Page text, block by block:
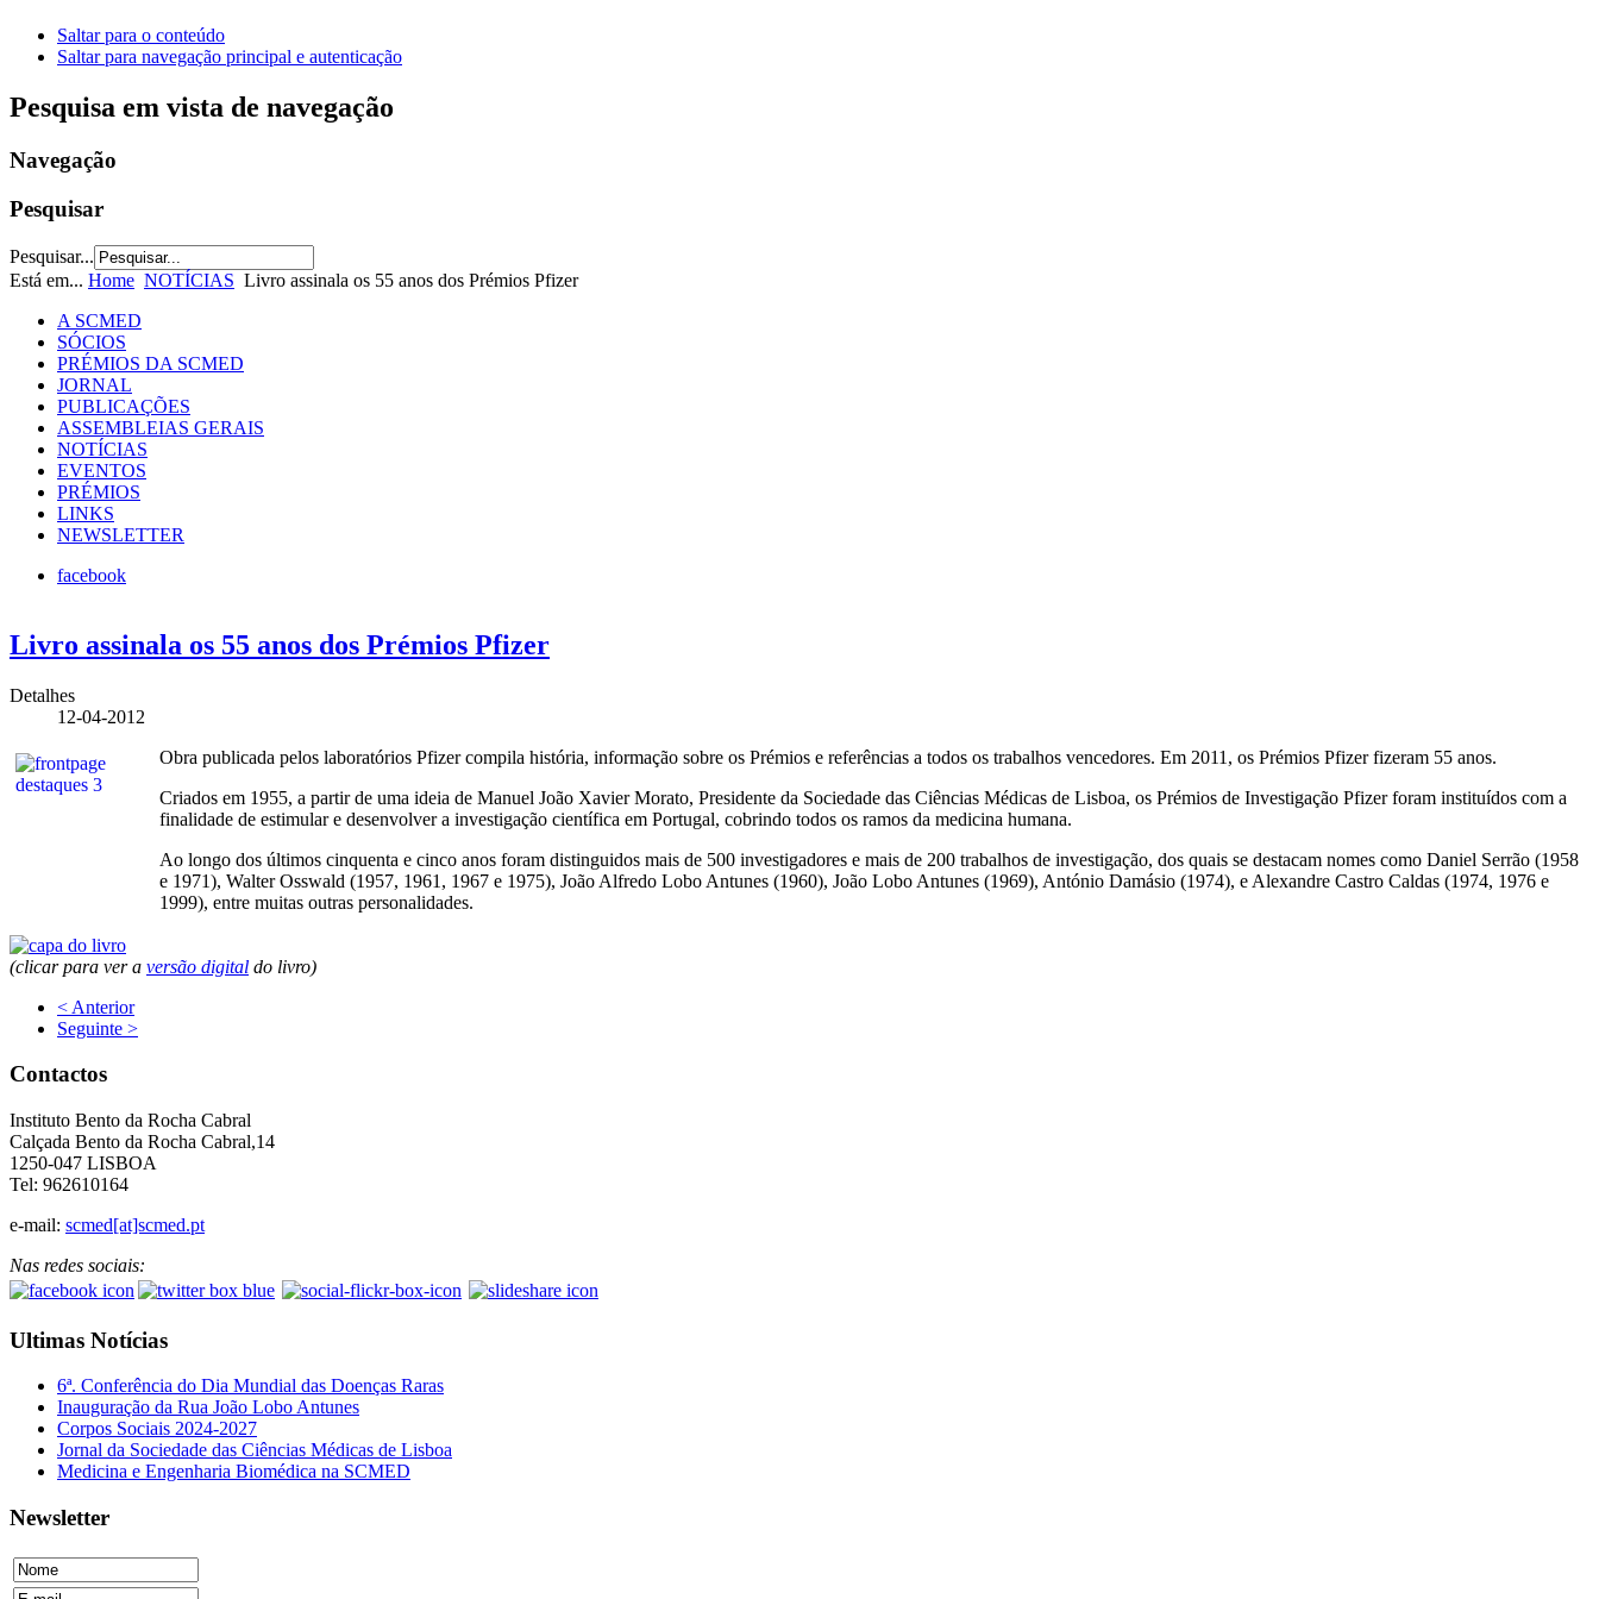
Saltar para o conteúdo
Saltar para navegação principal e autenticação
Pesquisa em vista de navegação
Navegação
Pesquisar
Pesquisar...
Está em... Home NOTÍCIAS Livro assinala os 55 anos dos Prémios Pfizer
A SCMED
SÓCIOS
PRÉMIOS DA SCMED
JORNAL
PUBLICAÇÕES
ASSEMBLEIAS GERAIS
NOTÍCIAS
EVENTOS
PRÉMIOS
LINKS
NEWSLETTER
facebook
Livro assinala os 55 anos dos Prémios Pfizer
Detalhes
12-04-2012
Obra publicada pelos laboratórios Pfizer compila história, informação sobre os Prémios e referências a todos os trabalhos vencedores. Em 2011, os Prémios Pfizer fizeram 55 anos.
Criados em 1955, a partir de uma ideia de Manuel João Xavier Morato, Presidente da Sociedade das Ciências Médicas de Lisboa, os Prémios de Investigação Pfizer foram instituídos com a
finalidade de estimular e desenvolver a investigação científica em Portugal, cobrindo todos os ramos da medicina humana.
Ao longo dos últimos cinquenta e cinco anos foram distinguidos mais de 500 investigadores e mais de 200 trabalhos de investigação, dos quais se destacam nomes como Daniel Serrão (1958
e 1971), Walter Osswald (1957, 1961, 1967 e 1975), João Alfredo Lobo Antunes (1960), João Lobo Antunes (1969), António Damásio (1974), e Alexandre Castro Caldas (1974, 1976 e
1999), entre muitas outras personalidades.
(clicar para ver a versão digital do livro)
< Anterior
Seguinte >
Contactos
Instituto Bento da Rocha Cabral
Calçada Bento da Rocha Cabral,14
1250-047 LISBOA
Tel: 962610164
e-mail: scmed[at]scmed.pt
Nas redes sociais:
Ultimas Notícias
6ª. Conferência do Dia Mundial das Doenças Raras
Inauguração da Rua João Lobo Antunes
Corpos Sociais 2024-2027
Jornal da Sociedade das Ciências Médicas de Lisboa
Medicina e Engenharia Biomédica na SCMED
Newsletter